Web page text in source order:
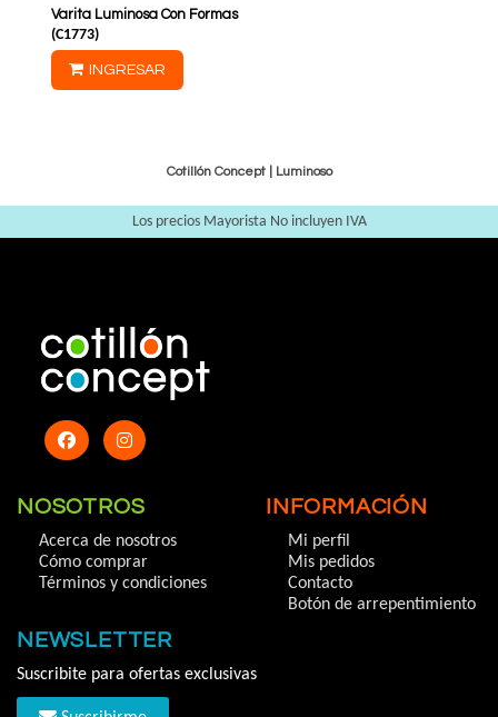
Varita Luminosa Con Formas
(C1773)
INGRESAR
Cotillón Concept | Luminoso
Los precios Mayorista No incluyen IVA
NOSOTROS
Acerca de nosotros
Cómo comprar
Términos y condiciones
INFORMACIÓN
Mi perfil
Mis pedidos
Contacto
Botón de arrepentimiento
NEWSLETTER
Suscribite para ofertas exclusivas